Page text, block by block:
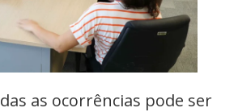
as ocorrências pode ser